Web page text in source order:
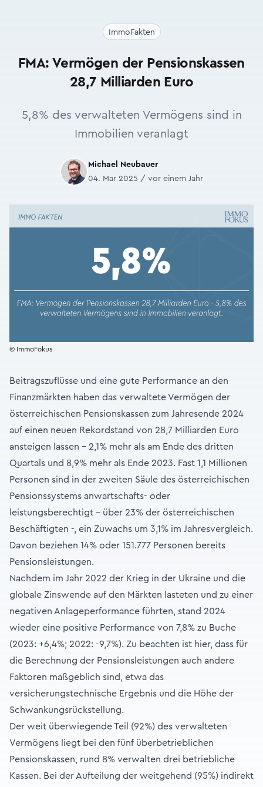
ImmoFakten
FMA: Vermögen der Pensionskassen
28,7 Milliarden Euro
5,8% des verwalteten Vermögens sind in
Immobilien veranlagt
Michael Neubauer
04. Mar 2025 / vor einem Jahr
© ImmoFokus
Beitragszuflüsse und eine gute Performance an den
Finanzmärkten haben das verwaltete Vermögen der
österreichischen Pensionskassen zum Jahresende 2024
auf einen neuen Rekordstand von 28,7 Milliarden Euro
ansteigen lassen - 2,1% mehr als am Ende des dritten
Quartals und 8,9% mehr als Ende 2023. Fast 1,1 Millionen
Personen sind in der zweiten Säule des österreichischen
Pensionssystems anwartschafts- oder
leistungsberechtigt - über 23% der österreichischen
Beschäftigten -, ein Zuwachs um 3,1% im Jahresvergleich.
Davon beziehen 14% oder 151.777 Personen bereits
Pensionsleistungen.
Nachdem im Jahr 2022 der Krieg in der Ukraine und die
globale Zinswende auf den Märkten lasteten und zu einer
negativen Anlageperformance führten, stand 2024
wieder eine positive Performance von 7,8% zu Buche
(2023: +6,4%; 2022: -9,7%). Zu beachten ist hier, dass für
die Berechnung der Pensionsleistungen auch andere
Faktoren maßgeblich sind, etwa das
versicherungstechnische Ergebnis und die Höhe der
Schwankungsrückstellung.
Der weit überwiegende Teil (92%) des verwalteten
Vermögens liegt bei den fünf überbetrieblichen
Pensionskassen, rund 8% verwalten drei betriebliche
Kassen. Bei der Aufteilung der weitgehend (95%) indirekt